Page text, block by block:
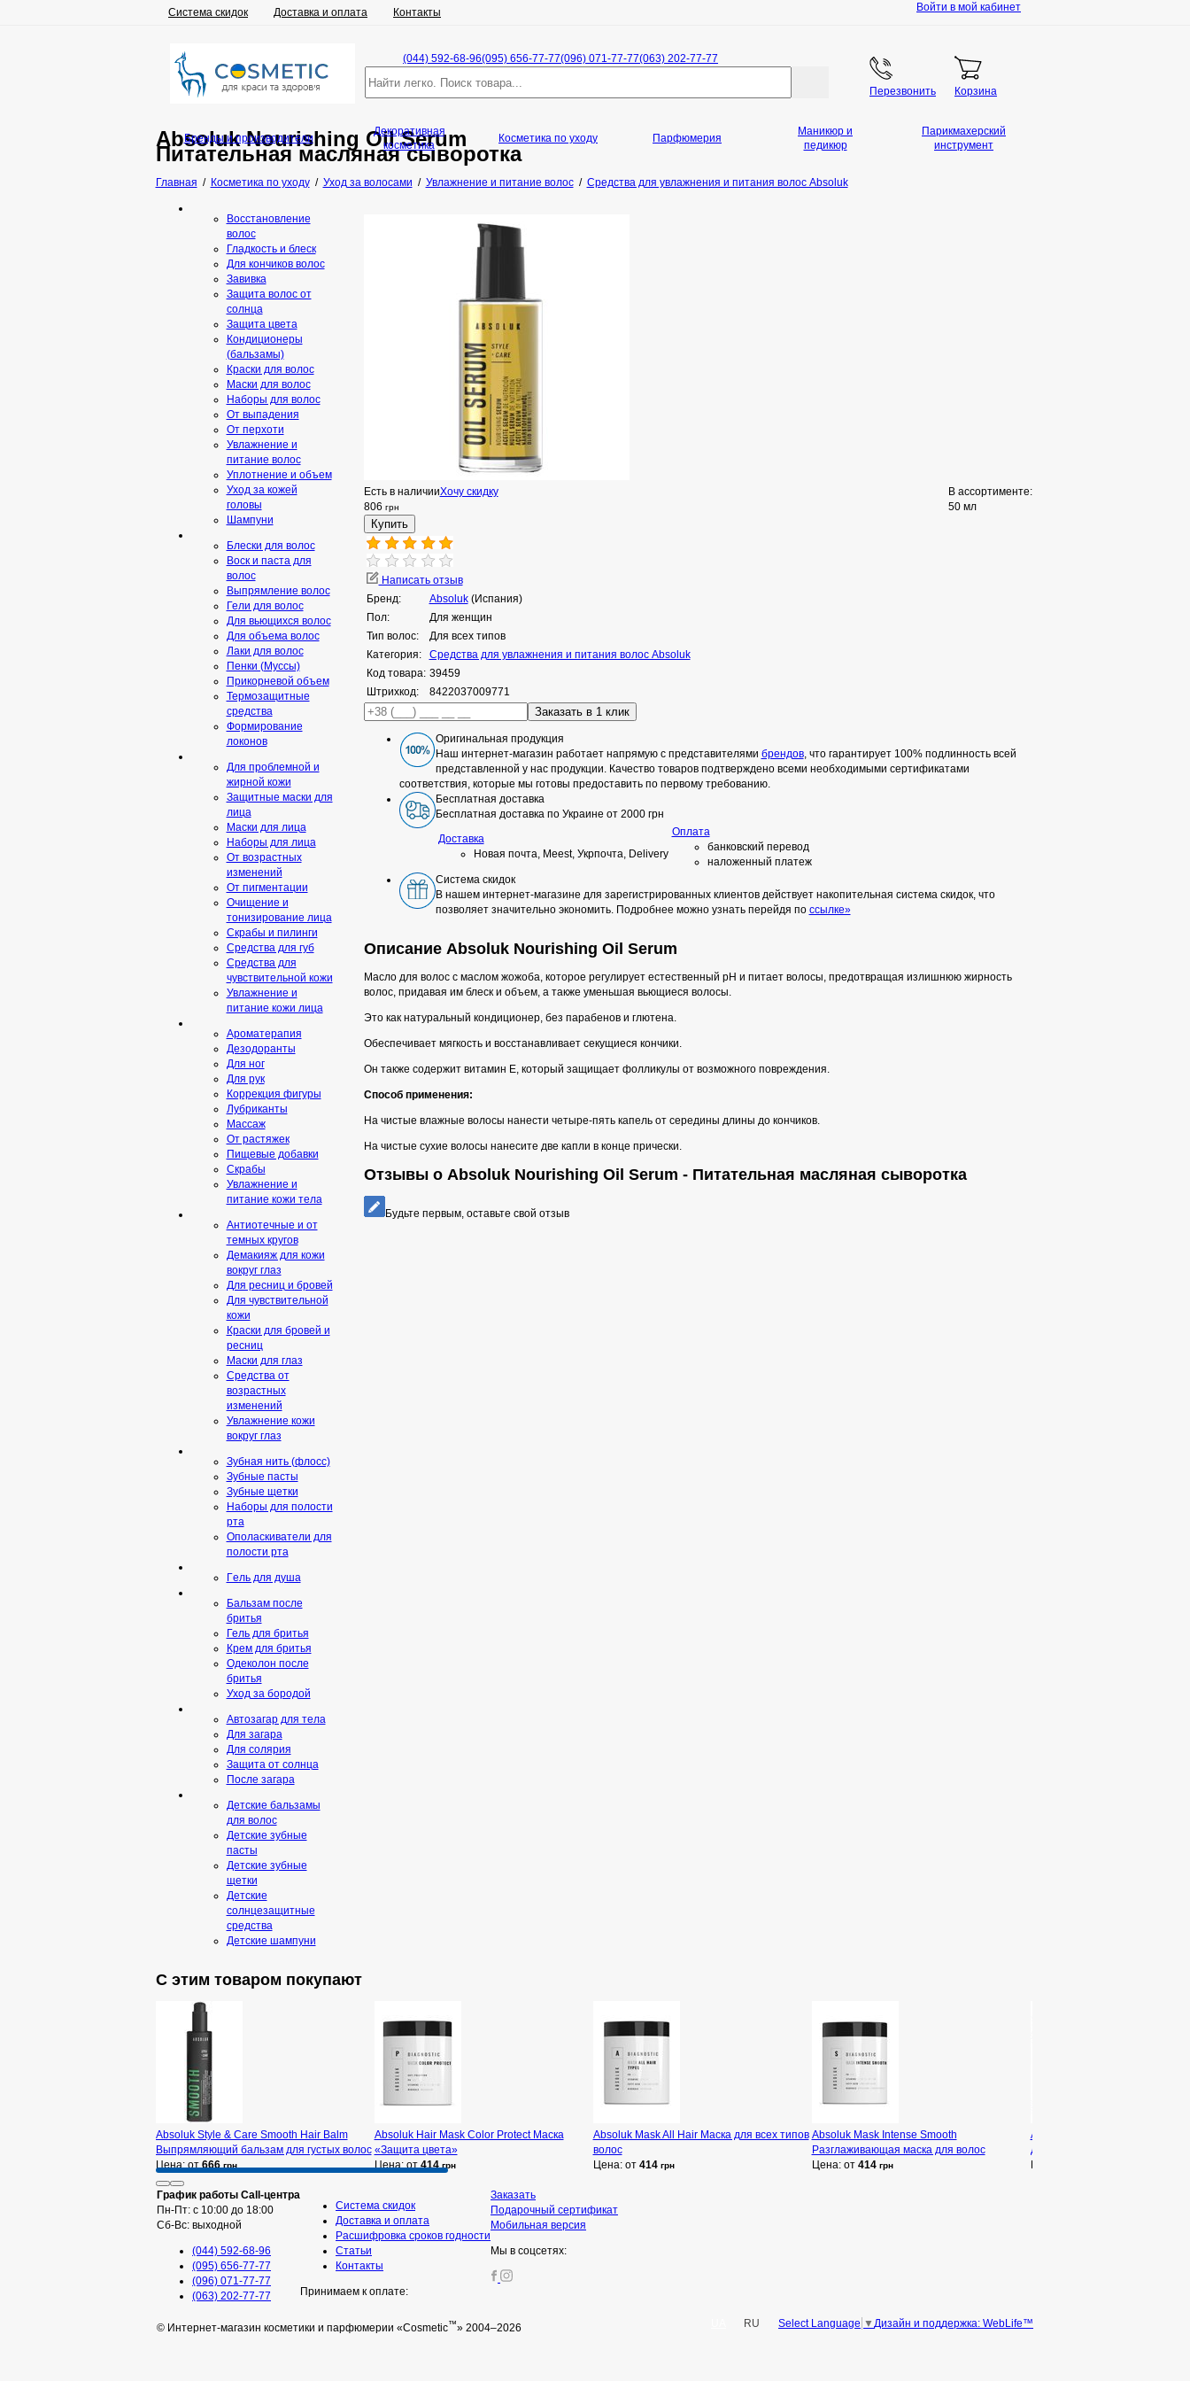
Система скидок Доставка и оплата Контакты Войти в мой кабинет
(044) 592-68-96(095) 656-77-77(096) 071-77-77(063) 202-77-77
Перезвонить Корзина
Absoluk Nourishing Oil Serum
Питательная масляная сыворотка
Главная / Косметика по уходу/ Уход за волосами / Увлажнение и питание волос/ Средства для увлажнения и питания волос Absoluk
Хочу скидку
В ассортименте:
50 мл
Есть в наличии
806 грн
Написать отзыв
Бренд:
Absoluk(Испания)
Пол:
Для женщин
Тип волос:
Для всех типов
Категория:
Средства для увлажнения и питания волос Absoluk
Код товара: 39459
Штрихкод:
8422037009771
Оригинальная продукция
Наш интернет-магазин работает напрямую с представителями брендов, что гарантирует 100% подлинность всей
представленной у нас продукции. Качество товаров подтверждено всеми необходимыми сертификатами
соответствия, которые мы готовы предоставить по первому требованию.
Бесплатная доставка
Бесплатная доставка по Украине от 2000 грн
Доставка
Новая почта, Meest, Укрпочта, Delivery
Оплата
банковский перевод
наложенный платеж
Система скидок
В нашем интернет-магазине для зарегистрированных клиентов действует накопительная система скидок, что
позволяет значительно экономить. Подробнее можно узнать перейдя по ссылке»
Описание Absoluk Nourishing Oil Serum
Масло для волос с маслом жожоба, которое регулирует естественный pH и питает волосы, предотвращая излишнюю жирность
волос, придавая им блеск и объем, а также уменьшая вьющиеся волосы.
Это как натуральный кондиционер, без парабенов и глютена.
Обеспечивает мягкость и восстанавливает секущиеся кончики.
Он также содержит витамин Е, который защищает фолликулы от возможного повреждения.
Способ применения:
На чистые влажные волосы нанести четыре-пять капель от середины длины до кончиков.
На чистые сухие волосы нанесите две капли в конце прически.
Отзывы о Absoluk Nourishing Oil Serum - Питательная масляная сыворотка
Будьте первым, оставьте свой отзыв
Бренды и производители
Декоративная
косметика
Косметика по уходу Парфюмерия
Маникюр и
педикюр
Парикмахерский
инструмент
Восстановление
волос
Гладкость и блеск
Для кончиков волос
Завивка
Защита волос от
солнца
Защита цвета
Кондиционеры
(бальзамы)
Краски для волос
Маски для волос
Наборы для волос
От выпадения
От перхоти
Увлажнение и
питание волос
Уплотнение и объем
Уход за кожей
головы
Шампуни
Блески для волос
Воск и паста для
волос
Выпрямление волос
Гели для волос
Для вьющихся волос
Для объема волос
Лаки для волос
Пенки (Муссы)
Прикорневой объем
Термозащитные
средства
Формирование
локонов
Для проблемной и
жирной кожи
Защитные маски для
лица
Маски для лица
Наборы для лица
От возрастных
изменений
От пигментации
Очищение и
тонизирование лица
Скрабы и пилинги
Средcтва для губ
Средства для
чувствительной кожи
Увлажнение и
питание кожи лица
Ароматерапия
Дезодоранты
Для ног
Для рук
Коррекция фигуры
Лубриканты
Массаж
От растяжек
Пищевые добавки
Скрaбы
Увлажнение и
питание кожи тела
Антиотечные и от
темных кругов
Демакияж для кожи
вокруг глаз
Для ресниц и бровей
Для чувствительной
кожи
Краски для бровей и
ресниц
Маски для глаз
Средства от
возрастных
изменений
Увлажнение кожи
вокруг глаз
Зубная нить (флосс)
Зубные пасты
Зубные щетки
Наборы для полости
рта
Ополаскиватели для
полости рта
Гeль для душа
Бальзам после
бритья
Гель для бритья
Крем для бритья
Одеколон после
бритья
Уход за бородой
Автозагар для тела
Для загара
Для солярия
Защита от солнца
После загара
Детские бальзамы
для волос
Детские зубные
пасты
Детские зубные
щетки
Детские
солнцезащитные
средства
Детские шампуни
С этим товаром покупают
Absoluk Style & Care Smooth Hair Balm
Выпрямляющий бальзам для густых волос
Цена: от666грн
Absoluk Hair Mask Color Protect Маска
«Защита цвета»
Цена: от414грн
Absoluk Mask All Hair Маска для всех типов
волос
Цена: от 414 грн
Absoluk Mask Intense Smooth
Разглаживающая маска для волос
Цена: от 414 грн
Absoluk Diagnostic Perfect Curl
для кудрявых волос
График работы Call-центра
Пн-Пт: с 10:00 до 18:00
Сб-Вс: выходной
(044) 592-68-96
(095) 656-77-77
(096) 071-77-77
(063) 202-77-77
Система скидок
Доставка и оплата
Расшифровка сроков годности
Статьи
Контакты
Принимаем к оплате:
Заказать
Подарочный сертификат
Мобильная версия
Мы в соцсетях:
© Интернет-магазин косметики и парфюмерии «Cosmetic™» 2004–2026 Дизайн и поддержка: WebLife™
Select Language ▼
RU